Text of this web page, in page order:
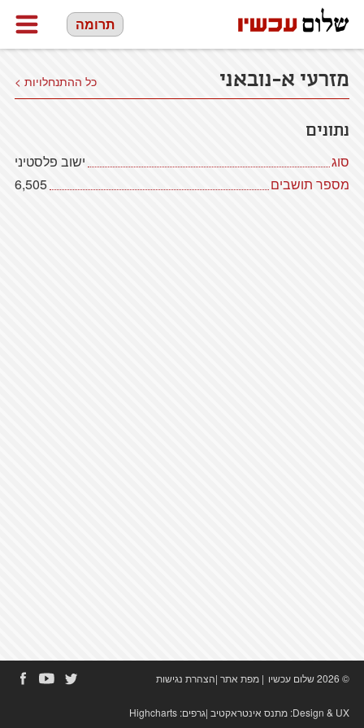
תרומה
מזרעי א-נובאני כל ההתנחלויות >
נתונים
סוג
ישוב פלסטיני
מספר תושבים
6,505
© 2026 שלום עכשיו | מפת אתר|הצהרת נגישות
Design & UX: מתנס אינטראקטיב|גרפים: Highcharts